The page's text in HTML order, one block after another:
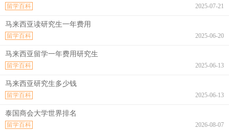
2025-07-21
留学百科
马来西亚读研究生一年费用
2025-06-20
留学百科
马来西亚留学一年费用研究生
2025-06-13
留学百科
马来西亚研究生多少钱
2025-06-13
留学百科
泰国商会大学世界排名
2026-08-07
留学百科